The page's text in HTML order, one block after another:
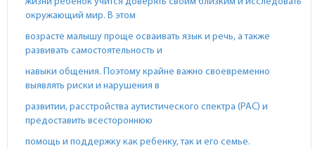
окружающий мир. В этом
возрасте малышу проще осваивать язык и речь, а также
развивать самостоятельность и
навыки общения. Поэтому крайне важно своевременно
выявлять риски и нарушения в
развитии, расстройства аутистического спектра (РАС) и
предоставить всестороннюю
помощь и поддержку как ребенку, так и его семье.